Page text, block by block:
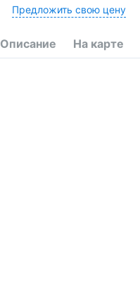
Предложить свою цену
Описание На карте